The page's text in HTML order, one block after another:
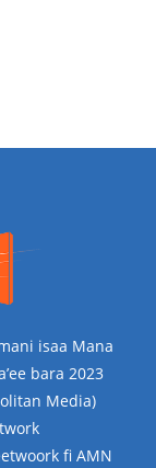
isaa Mana
bara 2023
Media)
fi AMN